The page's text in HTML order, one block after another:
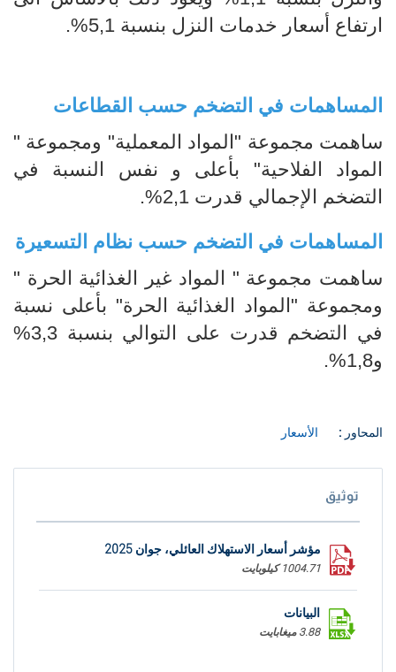
ارتفاع أسعار خدمات النزل بنسبة 5,1%.
المساهمات في التضخم حسب القطاعات
ساهمت مجموعة "المواد المعملية" ومجموعة "
المواد الفلاحية" بأعلى و نفس النسبة في
التضخم الإجمالي قدرت 2,1%.
المساهمات في التضخم حسب نظام التسعيرة
ساهمت مجموعة " المواد غير الغذائية الحرة "
ومجموعة "المواد الغذائية الحرة" بأعلى نسبة
في التضخم قدرت على التوالي بنسبة 3,3%
و1,8%.
المحاور : الأسعار
توثيق
مؤشر أسعار الاستهلاك العائلي، جوان 2025
1004.71 كيلوبايت
البيانات
3.88 ميغابايت